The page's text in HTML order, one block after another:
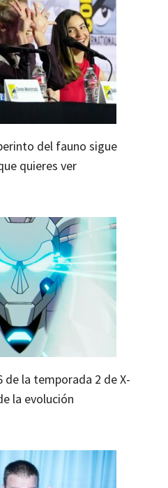
del fauno sigue
quieres ver
de la temporada 2 de X-
la evolución